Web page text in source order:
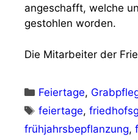
angeschafft, welche
gestohlen worden.
Die Mitarbeiter der
Kategorien
Feiertage,
Schlagwörter
feiertage,
frühjahrsbepflanzung,